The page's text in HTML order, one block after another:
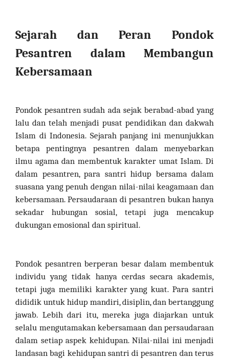
Sejarah dan Peran Pondok
Pesantren dalam Membangun
Kebersamaan
Pondok pesantren sudah ada sejak berabad-abad yang
lalu dan telah menjadi pusat pendidikan dan dakwah
Islam di Indonesia. Sejarah panjang ini menunjukkan
betapa pentingnya pesantren dalam menyebarkan
ilmu agama dan membentuk karakter umat Islam. Di
dalam pesantren, para santri hidup bersama dalam
suasana yang penuh dengan nilai-nilai keagamaan dan
kebersamaan. Persaudaraan di pesantren bukan hanya
sekadar hubungan sosial, tetapi juga mencakup
dukungan emosional dan spiritual.
Pondok pesantren berperan besar dalam membentuk
individu yang tidak hanya cerdas secara akademis,
tetapi juga memiliki karakter yang kuat. Para santri
dididik untuk hidup mandiri, disiplin, dan bertanggung
jawab. Lebih dari itu, mereka juga diajarkan untuk
selalu mengutamakan kebersamaan dan persaudaraan
dalam setiap aspek kehidupan. Nilai-nilai ini menjadi
landasan bagi kehidupan santri di pesantren dan terus